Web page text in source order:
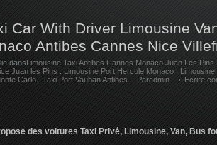
Car With Driver Limousine
Antibes Cannes Nice
dansLimousine Taxi Antibes Cannes Monaco Juan Les Pins
Juan les Pins Limousine Port Hercule Monaco
Carlo
Taxi Port Vauban Antibes Paradmin Ecrire
des voitures Taxi Privé, Limousine, Van, Bus